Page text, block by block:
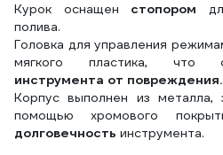
Курок оснащен стопором
полива.
Головка для управления
мягкого пластика, что
инструмента от повреждения.
Корпус выполнен из
помощью хромового
долговечность инструмента.